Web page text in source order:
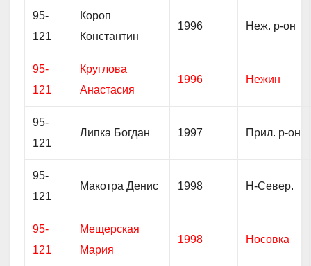
95-
121
Короп
Константин
1996 Неж. р-он
95-
121
Круглова
Анастасия
1996 Нежин
95-
121
Липка Богдан 1997 Прил. р-он
95-
121
Макотра Денис 1998 Н-Север.
95-
121
Мещерская
Мария
1998 Носовка